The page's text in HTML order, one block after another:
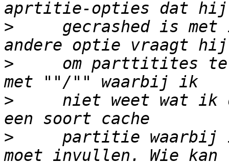
>
gecrashed is met
>
om parttitites
>
niet weet wat ik
>
partitie waarbij